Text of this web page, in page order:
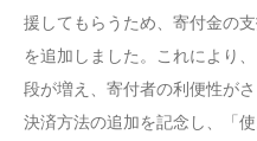
援してもらうため、寄付金の
を追加しました。これにより
段が増え、寄付者の利便性がさ
決済方法の追加を記念し、「